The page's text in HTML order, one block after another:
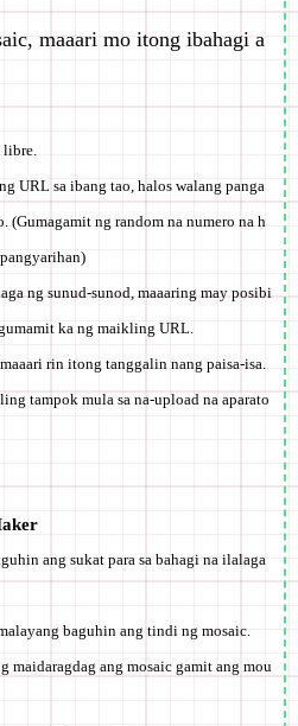
maaari mo itong ibahagi a
libre
URL sa ibang tao, halos walang panga
ng random na numero na h
ng sunud-sunod, maaaring may posibi
ka ng maikling URL.
rin itong tanggalin nang paisa-isa.
tampok mula sa na-upload na aparato
ang sukat para sa bahagi na ilalaga
baguhin ang tindi ng mosaic.
maidaragdag ang mosaic gamit ang mou